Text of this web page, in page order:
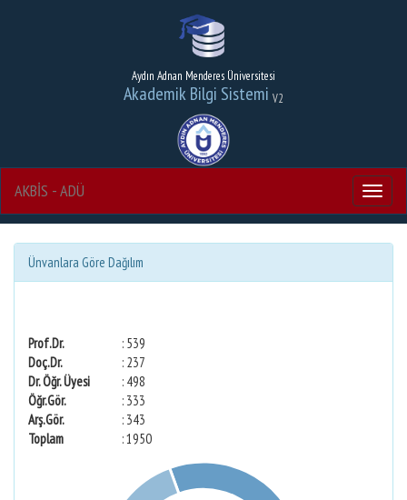
Aydın Adnan Menderes Üniversitesi
Akademik Bilgi Sistemi V2
Menu
AKBİS - ADÜ
Ünvanlara Göre Dağılım
Prof.Dr.
: 539
Doç.Dr.
: 237
Dr. Öğr. Üyesi
: 498
Öğr.Gör.
: 333
Arş.Gör.
: 343
Toplam
: 1950